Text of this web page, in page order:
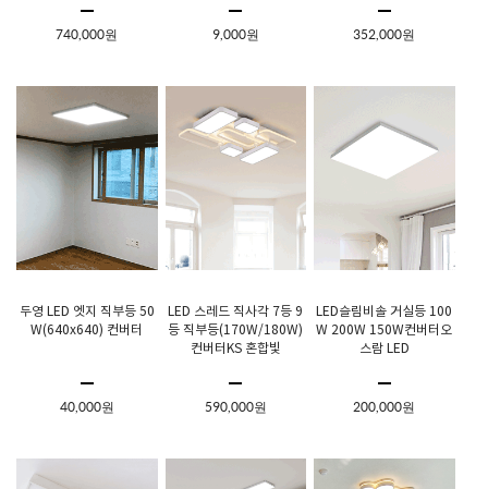
740,000원 9,000원 352,000원
두영 LED 엣지 직부등 50
W(640x640) 컨버터
40,000원
LED 스레드 직사각 7등 9
등 직부등(170W/180W)
컨버터KS 혼합빛
590,000원
LED슬림비솔 거실등 100
W 200W 150W컨버터오
스람 LED
200,000원